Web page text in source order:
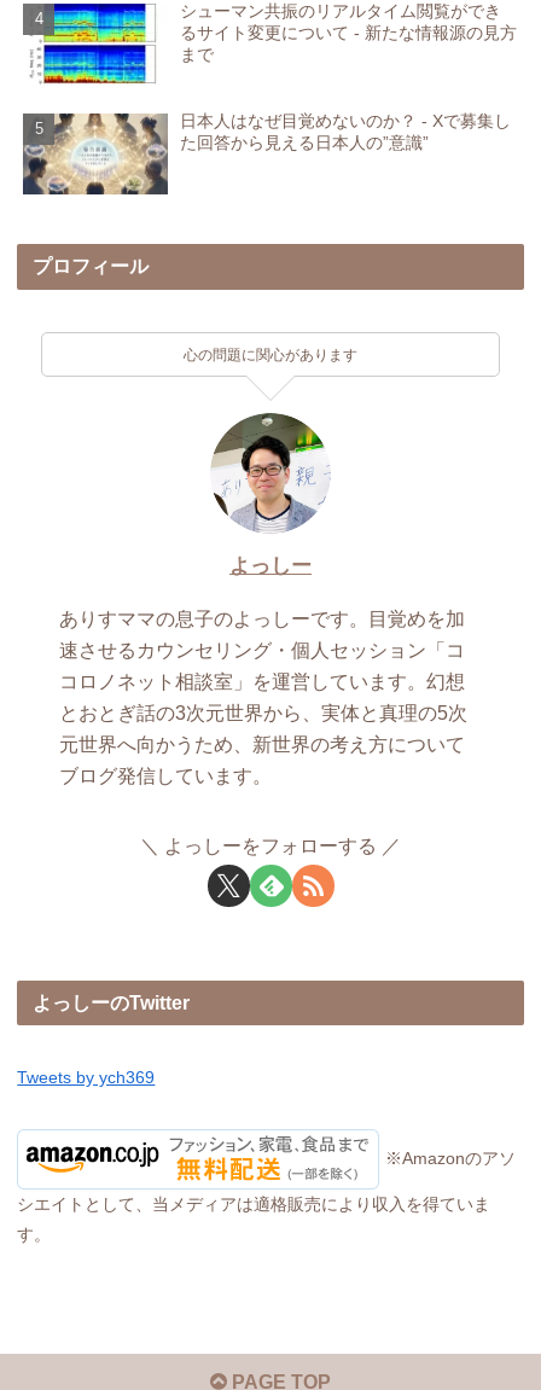
シューマン共振のリアルタイム閲覧ができ
るサイト変更について - 新たな情報源の見方
まで
日本人はなぜ目覚めないのか？ - Xで募集し
た回答から見える日本人の”意識”
プロフィール
心の問題に関心があります
よっしー
ありすママの息子のよっしーです。目覚めを加
速させるカウンセリング・個人セッション「コ
コロノネット相談室」を運営しています。幻想
とおとぎ話の3次元世界から、実体と真理の5次
元世界へ向かうため、新世界の考え方について
ブログ発信しています。
よっしーをフォローする
よっしーのTwitter
Tweets by ych369
※Amazonのアソ
シエイトとして、当メディアは適格販売により収入を得ていま
す。
PAGE TOP